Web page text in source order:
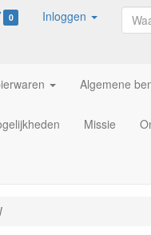
0 Inloggen
Algemene
Missie